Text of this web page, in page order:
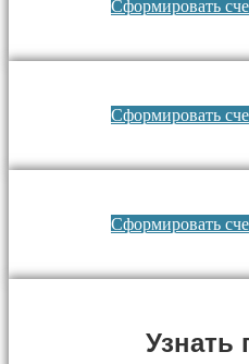
Сформировать
Сформировать
Сформировать
Узнать